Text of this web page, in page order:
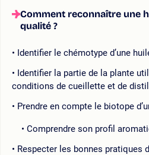
Comment reconnaître une
qualité ?
Identifier le chémotype d’une
Identifier la partie de la plante
conditions de cueillette et de
Prendre en compte le biotope
Comprendre son profil
Respecter les bonnes pratiques